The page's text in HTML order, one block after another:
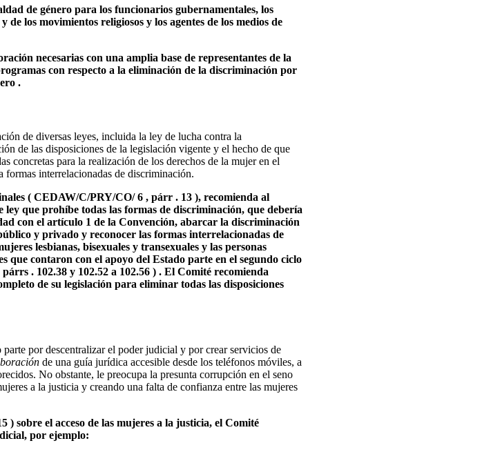
de género para los funcionarios gubernamentales, los
los movimientos religiosos y los agentes de los medios de
necesarias con una amplia base de representantes de la
con respecto a la eliminación de la discriminación por
.
de diversas leyes, incluida la ley de lucha contra la
de las disposiciones de la legislación vigente y el hecho de que
concretas para la realización de los derechos de la mujer en el
formas interrelacionadas de discriminación.
( CEDAW/C/PRY/CO/ 6 , párr . 13 ), recomienda al
que prohíbe todas las formas de discriminación, que debería
con el artículo 1 de la Convención, abarcar la discriminación
y privado y reconocer las formas interrelacionadas de
lesbianas, bisexuales y transexuales y las personas
que contaron con el apoyo del Estado parte en el segundo ciclo
. 102.38 y 102.52 a 102.56 ) . El Comité recomienda
de su legislación para eliminar todas las disposiciones
por descentralizar el poder judicial y por crear servicios de
de una guía jurídica accesible desde los teléfonos móviles, a
No obstante, le preocupa la presunta corrupción en el seno
a la justicia y creando una falta de confianza entre las mujeres
) sobre el acceso de las mujeres a la justicia, el Comité
por ejemplo: